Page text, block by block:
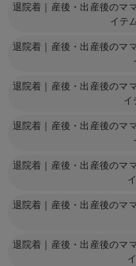
退院着｜産後・出産後のマ
イテ
退院着｜産後・出産後のマ
退院着｜産後・出産後のマ
イ
退院着｜産後・出産後のマ
退院着｜産後・出産後のマ
退院着｜産後・出産後のマ
退院着｜産後・出産後のマ